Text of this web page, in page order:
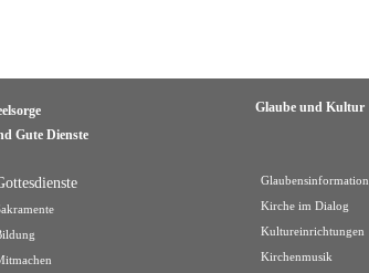
Gute Dienste
Glaube und Kultur
Glaubensinformation
Kirche im Dialog
Kultureinrichtungen
Kirchenmusik